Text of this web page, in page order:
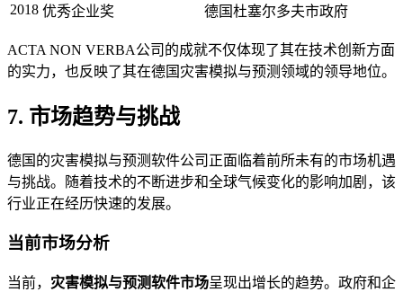
2018 优秀企业奖 德国杜塞尔多夫市政府
ACTA NON VERBA公司的成就不仅体现了其在技术创新方面
的实力，也反映了其在德国灾害模拟与预测领域的领导地位。
7. 市场趋势与挑战
德国的灾害模拟与预测软件公司正面临着前所未有的市场机遇
与挑战。随着技术的不断进步和全球气候变化的影响加剧，该
行业正在经历快速的发展。
当前市场分析
当前， 灾害模拟与预测软件市场呈现出增长的趋势。政府和企